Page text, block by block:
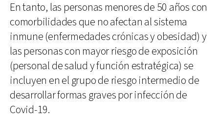
En tanto, las personas menores de 50 años con
comorbilidades que no afectan al sistema
inmune (enfermedades crónicas y obesidad) y
las personas con mayor riesgo de exposición
(personal de salud y función estratégica) se
incluyen en el grupo de riesgo intermedio de
desarrollar formas graves por infección de
Covid-19.